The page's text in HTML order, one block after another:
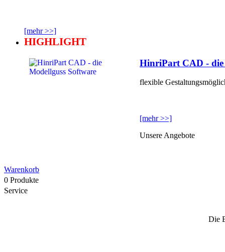
[mehr >>]
HIGHLIGHT
HinriPart CAD - die
flexible
[mehr >>]
Unsere Angebote
Warenkorb
0 Produkte
Service
Die